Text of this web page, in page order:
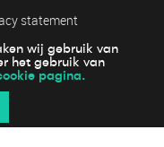
wij gebruik van
het gebruik van
pagina.
statement
statement